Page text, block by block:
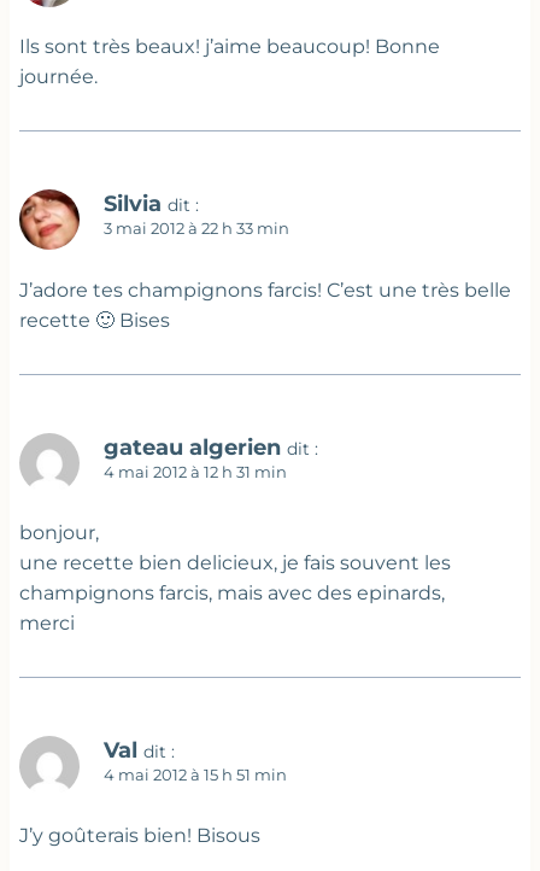
Ils sont très beaux! j’aime beaucoup! Bonne
journée.
Silvia dit :
3 mai 2012 à 22 h 33 min
J’adore tes champignons farcis! C’est une très belle
recette 🙂 Bises
gateau algerien dit :
4 mai 2012 à 12 h 31 min
bonjour,
une recette bien delicieux, je fais souvent les
champignons farcis, mais avec des epinards,
merci
Val dit :
4 mai 2012 à 15 h 51 min
J’y goûterais bien! Bisous